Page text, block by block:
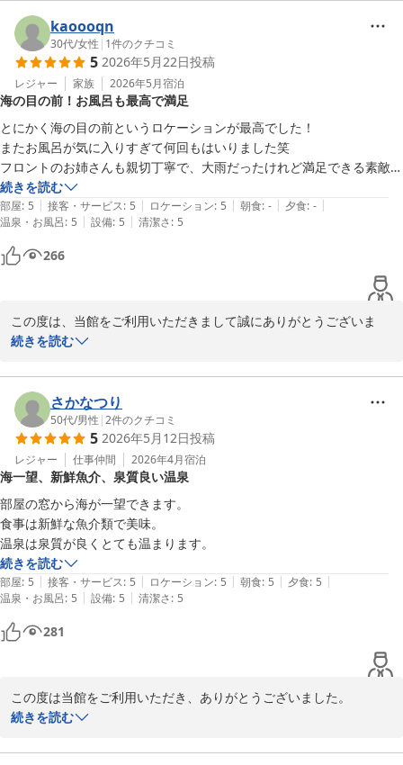
眺望や散策、温泉などをお楽しみいただけたようで
嬉しい限りです。
露天風呂は、天候を含めて諸々の状況から難しい面がございすの
で、お客様のお声として、受け止めさせていただきたいと存じま
す。
上下浜温泉 柿崎マリンホテルハマナス
2026-06-20
kaoooqn
30代/女性 | 1件のクチコミ
5 2026年5月22日投稿
レジャー 家族 2026年5月宿泊
海の目の前！お風呂も最高で満足
とにかく海の目の前というロケーションが最高でした！
またお風呂が気に入りすぎて何回もはいりました笑
フロントのお姉さんも親切丁寧で、大雨だったけれど満足できる素敵な
ホテルでした！
続きを読む
部屋: 5 | 接客・サービス: 5 | ロケーション: 5 | 朝食: - | 夕食: - |
温泉・お風呂: 5 | 設備: 5 | 清潔さ: 5
266
この度は、当館をご利用いただきまして誠にありがとうございま
す。
しいです。
当館の温泉は、塩化ナトリウム泉で保温効果が高くお肌にも大変良
いので気に入っていただけて良かったです。
スタッフにもお褒めのお言葉をいただきありがとうございます。
これからの糧とさせていただきます。
天候があいにく悪くお足元の悪い中、ご来館いただきまして本当に
ありがとうございます。
またお天気の良いときに是非お越しくださいますよう従業員一同心
よりお待ち上げております。
上下浜温泉 柿崎マリンホテルハマナス
続きを読む
さかなつり
50代/男性 |2件のクチコミ
5 2026年5月12日投稿
レジャー 仕事仲間 2026年4月宿泊
海一望、新鮮魚介、泉質良い温泉
部屋の窓から海が一望できます。
食事は新鮮な魚介類で美味。
温泉は泉質が良くとても温まります。
続きを読む
部屋: 5 | 接客・サービス: 5 | ロケーション: 5 | 朝食: 5 | 夕食: 5 |
温泉・お風呂: 5 | 設備: 5 | 清潔さ: 5
281
この度は当館をご利用いただき、ありがとうございました。
眺望、食事、温泉ともお楽しみいただけたようで、
続きを読む